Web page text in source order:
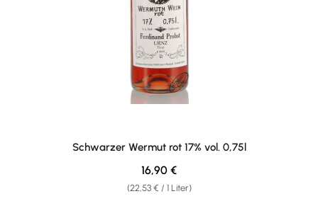
Schwarzer Wermut rot 17% vol. 0,75l
(22,53 € / 1 Liter)
Regulärer Preis:
16,90 €